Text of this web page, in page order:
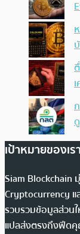
เป้าหมายของเรา
Siam Blockchain
Cryptocurrency แ
รวบรวมข้อมูลส่วนใ
แปลส่งตรงถึงฟีด